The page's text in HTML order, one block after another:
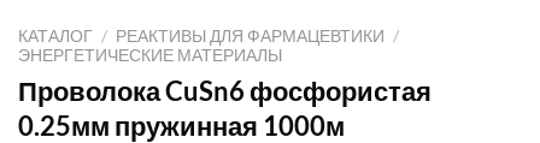
КАТАЛОГ / РЕАКТИВЫ ДЛЯ ФАРМАЦЕВТИКИ /
ЭНЕРГЕТИЧЕСКИЕ МАТЕРИАЛЫ
Проволока CuSn6 фосфористая
0.25мм пружинная 1000м